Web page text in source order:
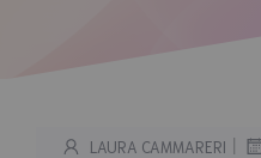
LAURA CAMMARERI |